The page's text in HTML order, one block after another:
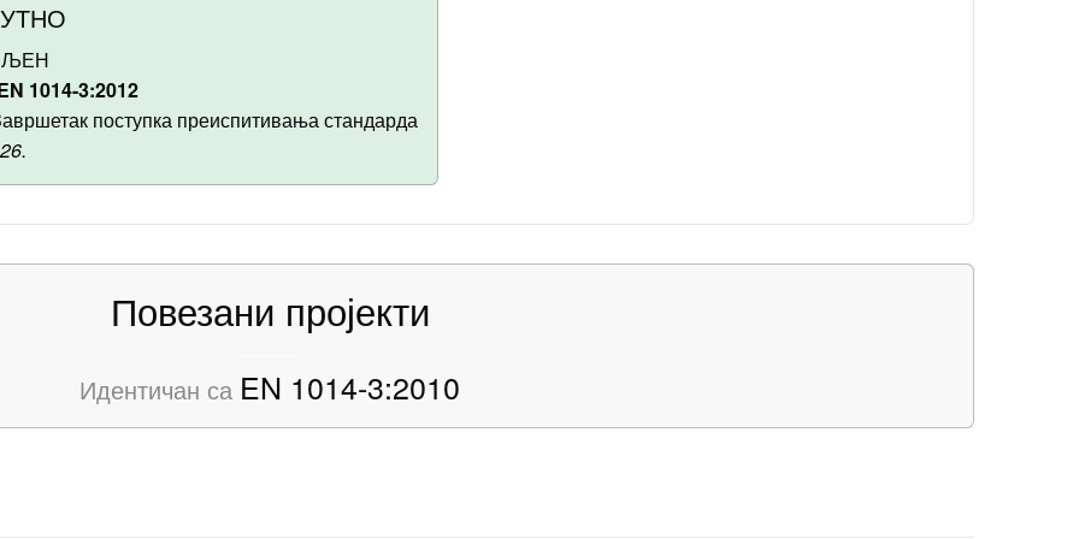
1014-3:2012
поступка преиспитивања стандарда
Повезани пројекти
Идентичан са EN 1014-3:2010